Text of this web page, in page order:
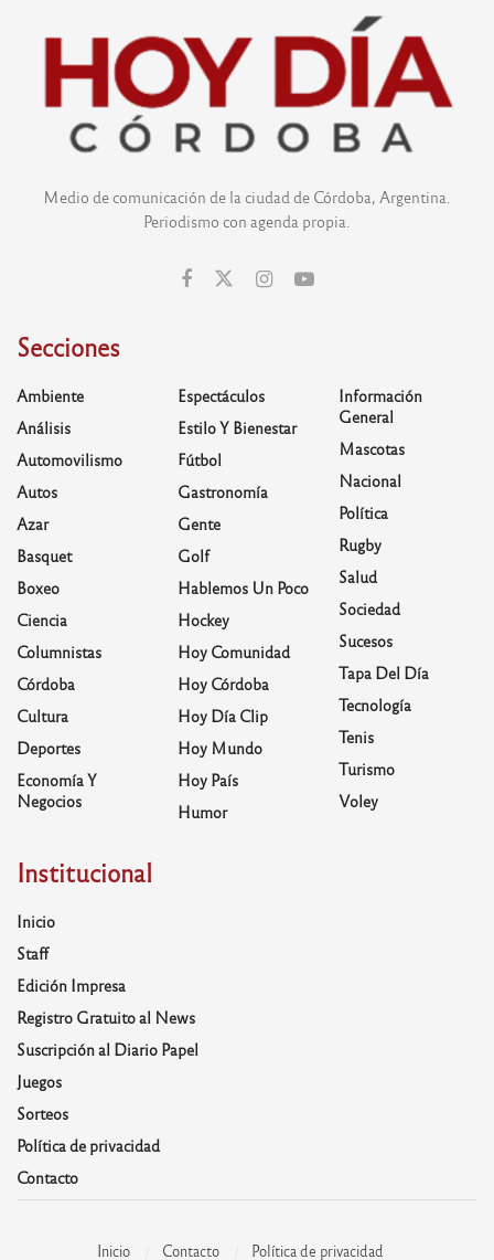
Medio de comunicación de la ciudad de Córdoba, Argentina.
Periodismo con agenda propia.
Secciones
Ambiente
Análisis
Automovilismo
Autos
Azar
Basquet
Boxeo
Ciencia
Columnistas
Córdoba
Cultura
Deportes
Economía Y
Negocios
Espectáculos
Estilo Y Bienestar
Fútbol
Gastronomía
Gente
Golf
Hablemos Un Poco
Hockey
Hoy Comunidad
Hoy Córdoba
Hoy Día Clip
Hoy Mundo
Hoy País
Humor
Información
General
Mascotas
Nacional
Política
Rugby
Salud
Sociedad
Sucesos
Tapa Del Día
Tecnología
Tenis
Turismo
Voley
Institucional
Inicio
Staff
Edición Impresa
Registro Gratuito al News
Suscripción al Diario Papel
Juegos
Sorteos
Política de privacidad
Contacto
Inicio Contacto Política de privacidad